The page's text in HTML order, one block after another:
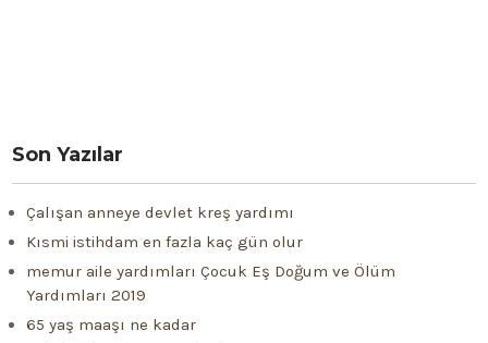
Son Yazılar
Çalışan anneye devlet kreş yardımı
Kısmi istihdam en fazla kaç gün olur
memur aile yardımları Çocuk Eş Doğum ve Ölüm
Yardımları 2019
65 yaş maaşı ne kadar